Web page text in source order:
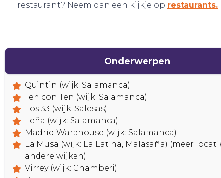
restaurant? Neem dan een kijkje op restaurants.
Onderwerpen
Quintin (wijk: Salamanca)
Ten con Ten (wijk: Salamanca)
Los 33 (wijk: Salesas)
Leña (wijk: Salamanca)
Madrid Warehouse (wijk: Salamanca)
La Musa (wijk: La Latina, Malasaña) (meer
andere wijken)
Virrey (wijk: Chamberi)